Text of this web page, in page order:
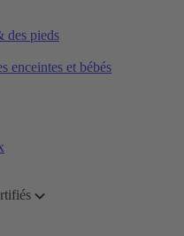
des pieds
enceintes et bébés